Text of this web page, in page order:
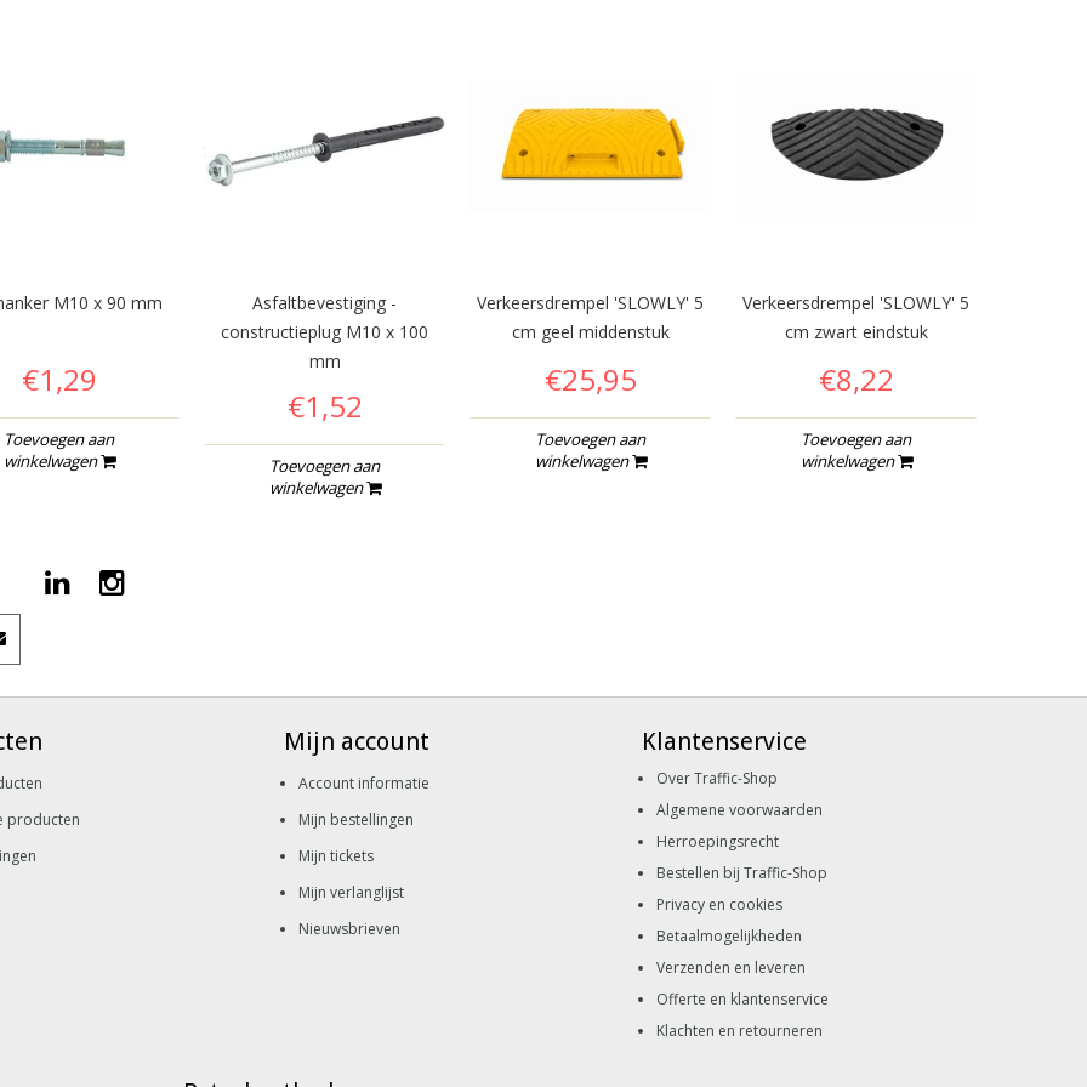
M10 x 90 mm
€1,29
Toevoegen aan
winkelwagen
Asfaltbevestiging -
constructieplug M10 x 100
mm
€1,52
Toevoegen aan
winkelwagen
Verkeersdrempel 'SLOWLY' 5
cm geel middenstuk
€25,95
Toevoegen aan
winkelwagen
Verkeersdrempel 'SLOWLY' 5
cm zwart eindstuk
€8,22
Toevoegen aan
winkelwagen
producten
Mijn account
Account informatie
Mijn bestellingen
Mijn tickets
Mijn verlanglijst
Nieuwsbrieven
Klantenservice
Over Traffic-Shop
Algemene voorwaarden
Herroepingsrecht
Bestellen bij Traffic-Shop
Privacy en cookies
Betaalmogelijkheden
Verzenden en leveren
Offerte en klantenservice
Klachten en retourneren